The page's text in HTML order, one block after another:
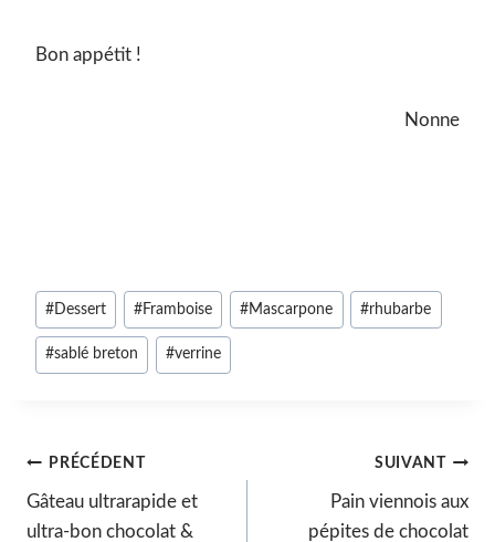
Bon appétit !
Nonne
Étiquettes
de
la
# Dessert #Framboise #Mascarpone #rhubarbe
#sablé breton #verrine
Navigation
de
PRÉCÉDENT
Gâteau ultrarapide et
ultra-bon chocolat &
SUIVANT
Pain viennois aux
pépites de chocolat